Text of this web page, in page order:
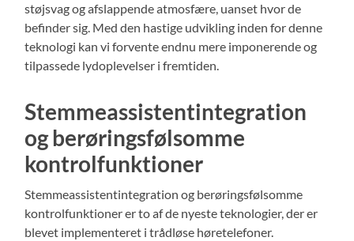
støjsvag og afslappende atmosfære, uanset hvor de
befinder sig. Med den hastige udvikling inden for denne
teknologi kan vi forvente endnu mere imponerende og
tilpassede lydoplevelser i fremtiden.
Stemmeassistentintegration
og berøringsfølsomme
kontrolfunktioner
Stemmeassistentintegration og berøringsfølsomme
kontrolfunktioner er to af de nyeste teknologier, der er
blevet implementeret i trådløse høretelefoner.